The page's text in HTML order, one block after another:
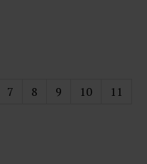
7 8 9 10
11